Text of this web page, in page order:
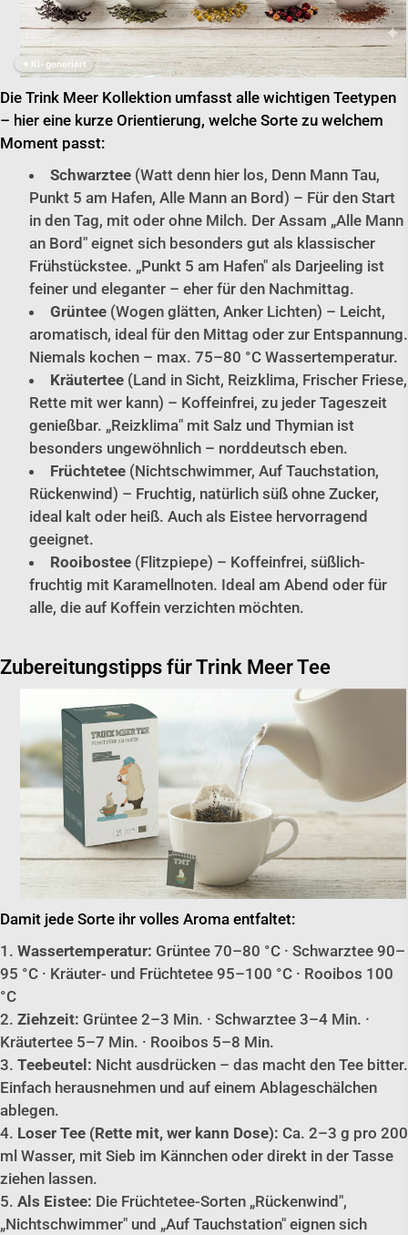
✦ KI-generiert
Die Trink Meer Kollektion umfasst alle wichtigen Teetypen
– hier eine kurze Orientierung, welche Sorte zu welchem
Moment passt:
Schwarztee (Watt denn hier los, Denn Mann Tau,
Punkt 5 am Hafen, Alle Mann an Bord) – Für den Start
in den Tag, mit oder ohne Milch. Der Assam „Alle Mann
an Bord" eignet sich besonders gut als klassischer
Frühstückstee. „Punkt 5 am Hafen" als Darjeeling ist
feiner und eleganter – eher für den Nachmittag.
Grüntee (Wogen glätten, Anker Lichten) – Leicht,
aromatisch, ideal für den Mittag oder zur Entspannung.
Niemals kochen – max. 75–80 °C Wassertemperatur.
Kräutertee (Land in Sicht, Reizklima, Frischer Friese,
Rette mit wer kann) – Koffeinfrei, zu jeder Tageszeit
genießbar. „Reizklima" mit Salz und Thymian ist
besonders ungewöhnlich – norddeutsch eben.
Früchtetee (Nichtschwimmer, Auf Tauchstation,
Rückenwind) – Fruchtig, natürlich süß ohne Zucker,
ideal kalt oder heiß. Auch als Eistee hervorragend
geeignet.
Rooibostee (Flitzpiepe) – Koffeinfrei, süßlich-
fruchtig mit Karamellnoten. Ideal am Abend oder für
alle, die auf Koffein verzichten möchten.
Zubereitungstipps für Trink Meer Tee
Damit jede Sorte ihr volles Aroma entfaltet:
Wassertemperatur: Grüntee 70–80 °C · Schwarztee 90–
95 °C · Kräuter- und Früchtetee 95–100 °C · Rooibos 100
°C
Ziehzeit: Grüntee 2–3 Min. · Schwarztee 3–4 Min. ·
Kräutertee 5–7 Min. · Rooibos 5–8 Min.
Teebeutel: Nicht ausdrücken – das macht den Tee bitter.
Einfach herausnehmen und auf einem Ablageschälchen
ablegen.
Loser Tee (Rette mit, wer kann Dose): Ca. 2–3 g pro 200
ml Wasser, mit Sieb im Kännchen oder direkt in der Tasse
ziehen lassen.
Als Eistee: Die Früchtetee-Sorten „Rückenwind",
„Nichtschwimmer" und „Auf Tauchstation" eignen sich